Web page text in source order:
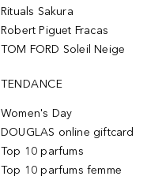
Rituals Sakura
Robert Piguet Fracas
TOM FORD Soleil Neige
TENDANCE
Women's Day
DOUGLAS online giftcard
Top 10 parfums
Top 10 parfums femme